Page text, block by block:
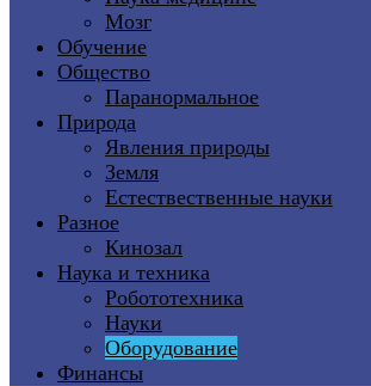
Мозг
Обучение
Общество
Паранормальное
Природа
Явления природы
Земля
Естествественные науки
Разное
Кинозал
Наука и техника
Робототехника
Науки
Оборудование
Финансы